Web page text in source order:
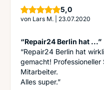
5,0Sterne
von Lars M. 23.07.2020
“Repair24 Berlin hat ...”
“Repair24 Berlin hat
gemacht!
Mitarbeiter.
Alles super.”